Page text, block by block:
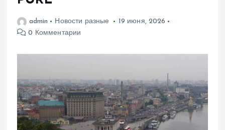
admin Новости разные
19 июня, 2026
0 Комментарии